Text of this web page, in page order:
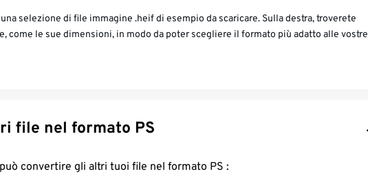
selezione di file immagine .heif di esempio da scaricare. Sulla destra, troverete
come le sue dimensioni, in modo da poter scegliere il formato più adatto alle vostre
Converti altri file nel formato PS
FreeConvert.com può convertire gli altri tuoi file nel formato PS :